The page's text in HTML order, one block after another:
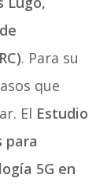
. Para su
que
El Estudio
para
5G en